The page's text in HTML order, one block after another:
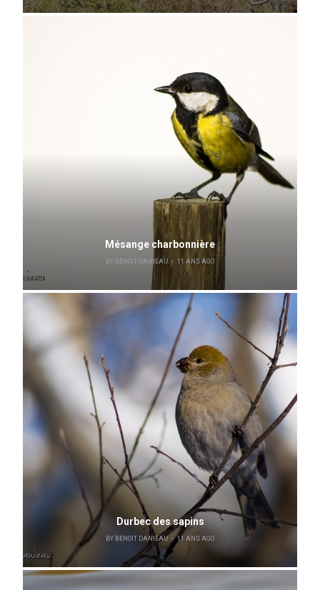
Mésange charbonnière
BY BENOIT DANIEAU 11 ANS AGO
Durbec des sapins
BY BENOIT DANIEAU 11 ANS AGO